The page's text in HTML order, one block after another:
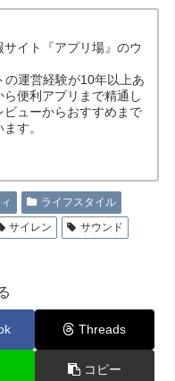
イト『アプリ場』のウ
の運営経験が10年以上あ
ら便利アプリまで精通し
ビューからおすすめまで
す。
ライフスタイル
サイレン
サウンド
Threads
コピー